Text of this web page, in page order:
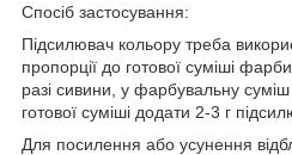
Спосіб застосування:
Підсилювач кольору треба
пропорції до готової суміші
разі сивини, у фарбувальну
готової суміші додати 2-3 г
Для посилення або усунення